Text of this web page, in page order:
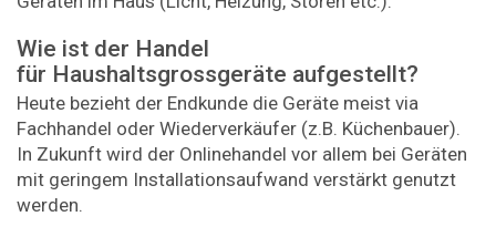
Wie ist der Handel
für Haushaltsgrossgeräte aufgestellt?
Heute bezieht der Endkunde die Geräte meist via
Fachhandel oder Wiederverkäufer (z.B. Küchenbauer).
In Zukunft wird der Onlinehandel vor allem bei Geräten
mit geringem Installationsaufwand verstärkt genutzt
werden.